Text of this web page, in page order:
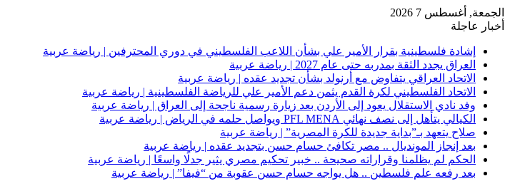
الجمعة, أغسطس 7 2026
أخبار عاجلة
إشادة فلسطينية بقرار الأمير علي بشأن اللاعب الفلسطيني في دوري المحترفين | رياضة عربية
العراق يجدد الثقة بمدربه حتى عام 2027 | رياضة عربية
الاتحاد العراقي يتفاوض مع أرنولد بشأن تجديد عقده | رياضة عربية
الاتحاد الفلسطيني لكرة القدم يثمن دعم الأمير علي للرياضة الفلسطينية | رياضة عربية
وفد نادي الاستقلال يعود إلى الأردن بعد زيارة رسمية ناجحة إلى العراق | رياضة عربية
الكيالي يتأهل إلى نصف نهائي PFL MENA ويواصل حلمه في الرياض | رياضة عربية
صلاح يتعهد بـ”بداية جديدة للكرة المصرية” | رياضة عربية
بعد إنجاز المونديال .. مصر تكافئ حسام حسن بتجديد عقده | رياضة عربية
الحكم لم يظلمنا وقراراته صحيحة .. خبير تحكيم مصري يثير جدلًا واسعًا | رياضة عربية
بعد رفعه علم فلسطين .. هل يواجه حسام حسن عقوبة من “فيفا” | رياضة عربية